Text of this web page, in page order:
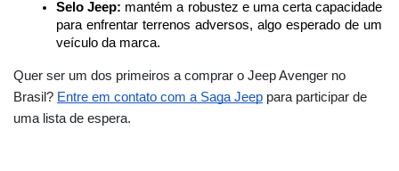
Selo Jeep: mantém a robustez e uma certa capacidade
para enfrentar terrenos adversos, algo esperado de um
veículo da marca.
Quer ser um dos primeiros a comprar o Jeep Avenger no
Brasil? Entre em contato com a Saga Jeep para participar de
uma lista de espera.